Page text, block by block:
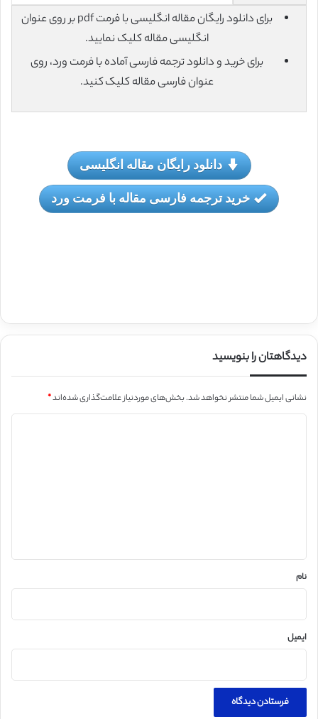
برای دانلود رایگان مقاله انگلیسی با فرمت pdf بر روی عنوان
انگلیسی مقاله کلیک نمایید.
برای خرید و دانلود ترجمه فارسی آماده با فرمت ورد، روی
عنوان فارسی مقاله کلیک کنید.
دانلود رایگان مقاله انگلیسی
خرید ترجمه فارسی مقاله با فرمت ورد
دیدگاهتان را بنویسید
نشانی ایمیل شما منتشر نخواهد شد.بخش‌های موردنیاز علامت‌گذاری شده‌اند*
نام
ایمیل